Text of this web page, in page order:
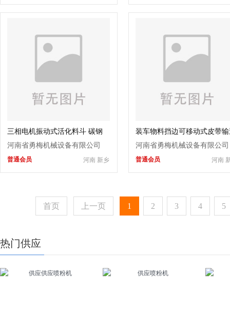
三相电机振动式活化料斗 碳钢
不锈钢ZD型振动料斗
河南省勇梅机械设备有限公司
河南 新乡
普通会员
装车物料挡边可移动式皮带
机 大倾角胶带运输机
河南省勇梅机械设备有限公司
河南
普通会员
首页 上一页 1 2 3 4 5
热门供应